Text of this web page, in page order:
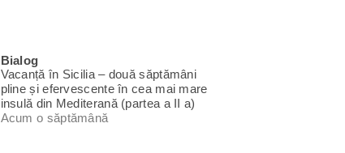
Bialog
Vacanță în Sicilia – două săptămâni
pline și efervescente în cea mai mare
insulă din Mediterană (partea a II a)
Acum o săptămână